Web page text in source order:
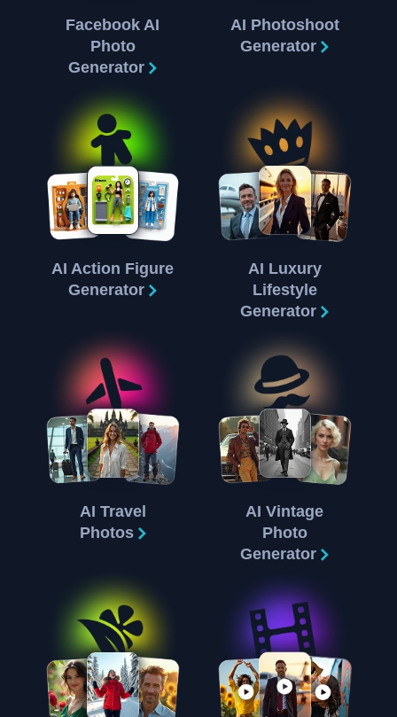
Facebook AI
Photo
Generator
AI Photoshoot
Generator
AI Action Figure
Generator
AI Luxury
Lifestyle
Generator
AI Travel
Photos
AI Vintage
Photo
Generator